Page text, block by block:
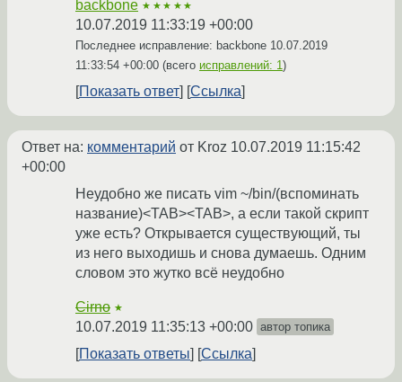
backbone ★★★★★
10.07.2019 11:33:19 +00:00
Последнее исправление: backbone 10.07.2019
11:33:54 +00:00 (всего исправлений: 1)
Показать ответ Ссылка
Ответ на: комментарий от Kroz 10.07.2019 11:15:42
+00:00
Неудобно же писать vim ~/bin/(вспоминать
название)<TAB><TAB>, а если такой скрипт
уже есть? Открывается существующий, ты
из него выходишь и снова думаешь. Одним
словом это жутко всё неудобно
Cirno ★
10.07.2019 11:35:13 +00:00 автор топика
Показать ответы Ссылка